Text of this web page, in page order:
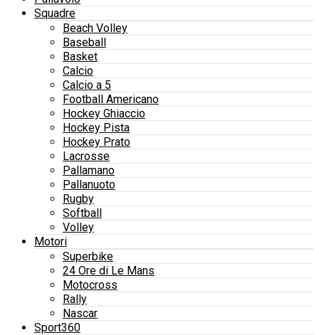
Squadre
Beach Volley
Baseball
Basket
Calcio
Calcio a 5
Football Americano
Hockey Ghiaccio
Hockey Pista
Hockey Prato
Lacrosse
Pallamano
Pallanuoto
Rugby
Softball
Volley
Motori
Superbike
24 Ore di Le Mans
Motocross
Rally
Nascar
Sport360